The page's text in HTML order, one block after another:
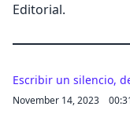
Editorial.
Escribir un silencio,
November 14, 2023